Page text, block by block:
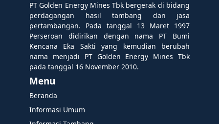
PT Golden Energy Mines Tbk bergerak di bidang
perdagangan hasil tambang dan jasa
pertambangan. Pada tanggal 13 Maret 1997
Perseroan didirikan dengan nama PT Bumi
Kencana Eka Sakti yang kemudian berubah
nama menjadi PT Golden Energy Mines Tbk
pada tanggal 16 November 2010.
Menu
Beranda
Informasi Umum